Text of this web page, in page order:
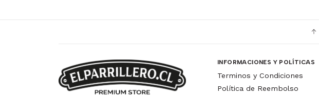
INFORMACIONES Y POLÍTICAS
Terminos y Condiciones
Política de Reembolso